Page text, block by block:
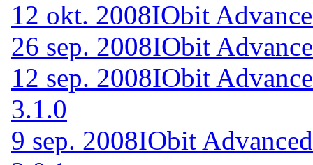
12 okt. 2008IObit
26 sep. 2008IObit
12 sep. 2008IObit
3.1.0
9 sep. 2008IObit